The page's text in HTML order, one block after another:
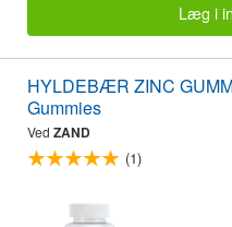
Læg i
HYLDEBÆR ZINC
Gummies
Ved ZAND
(1)